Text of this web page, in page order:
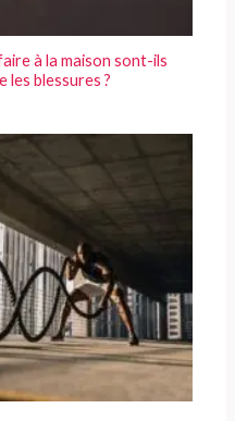
à la maison sont-ils
les blessures ?